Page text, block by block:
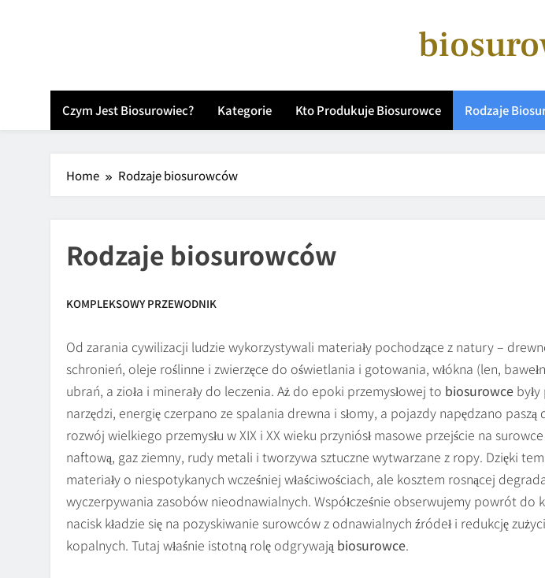
Czym Jest Biosurowiec? Kategorie Kto Produkuje Biosurowce Rodzaje
Home Rodzaje biosurowców
Rodzaje biosurowców
KOMPLEKSOWY PRZEWODNIK
Od zarania cywilizacji ludzie wykorzystywali materiały pochodzące z natury –
schronień, oleje roślinne i zwierzęce do oświetlania i gotowania, włókna (len,
ubrań, a zioła i minerały do leczenia. Aż do epoki przemysłowej to biosurowce
narzędzi, energię czerpano ze spalania drewna i słomy, a pojazdy napędzano
rozwój wielkiego przemysłu w XIX i XX wieku przyniósł masowe przejście na
naftową, gaz ziemny, rudy metali i tworzywa sztuczne wytwarzane z ropy. Dzięki
materiały o niespotykanych wcześniej właściwościach, ale kosztem rosnącej
wyczerpywania zasobów nieodnawialnych. Współcześnie obserwujemy powrót do
nacisk kładzie się na pozyskiwanie surowców z odnawialnych źródeł i redukcję
kopalnych. Tutaj właśnie istotną rolę odgrywają biosurowce.